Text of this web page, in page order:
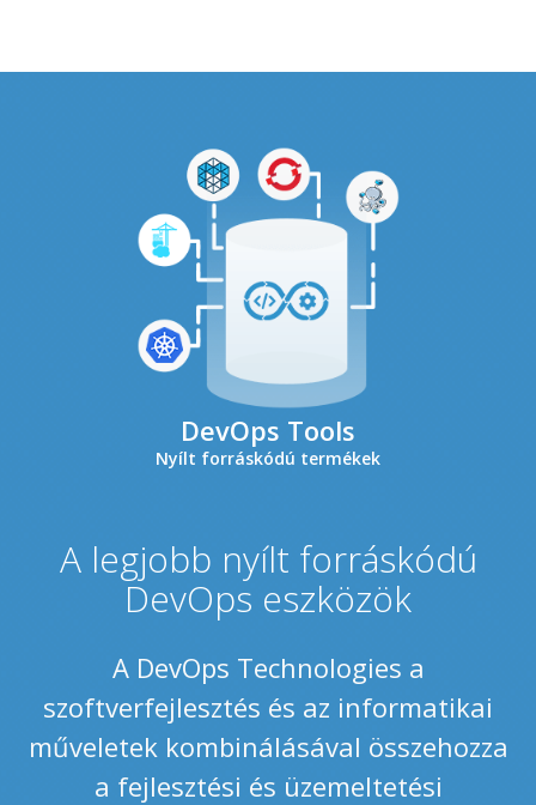
DevOps Tools
Nyílt forráskódú termékek
A legjobb nyílt forráskódú
DevOps eszközök
A DevOps Technologies a
szoftverfejlesztés és az informatikai
műveletek kombinálásával összehozza
a fejlesztési és üzemeltetési